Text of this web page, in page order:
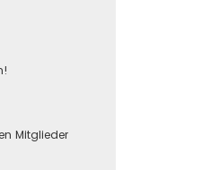
Mitglieder